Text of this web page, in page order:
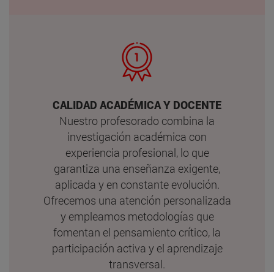
CALIDAD ACADÉMICA Y DOCENTE
Nuestro profesorado combina la
investigación académica con
experiencia profesional, lo que
garantiza una enseñanza exigente,
aplicada y en constante evolución.
Ofrecemos una atención personalizada
y empleamos metodologías que
fomentan el pensamiento crítico, la
participación activa y el aprendizaje
transversal.